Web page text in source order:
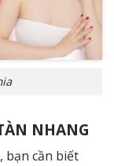
NHANG
bạn cần biết